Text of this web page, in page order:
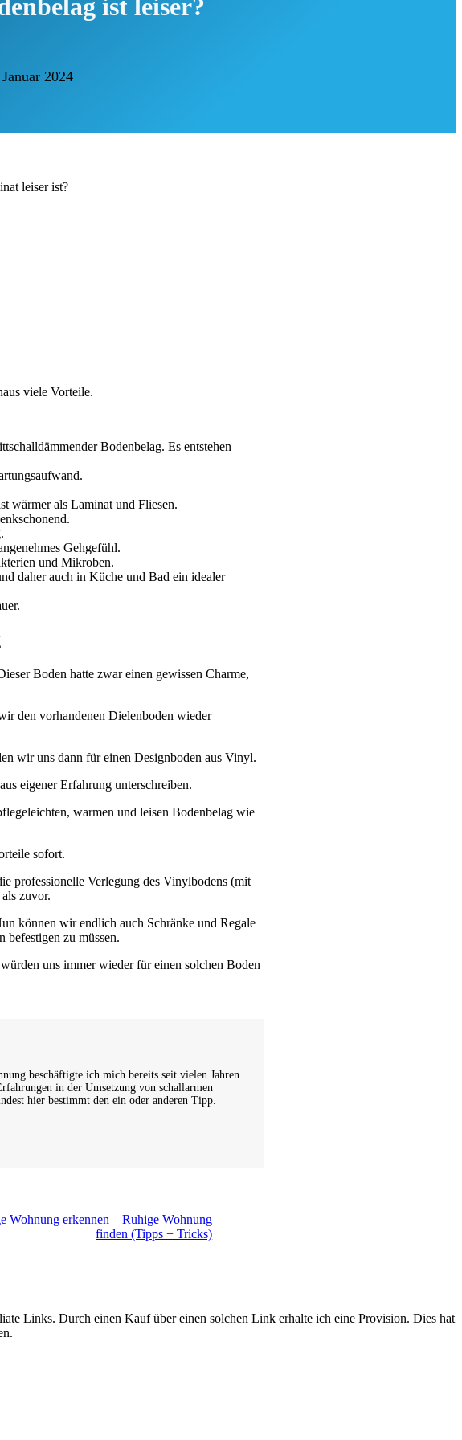
ist leiser?
2024
leiser ist?
viele Vorteile.
Bodenbelag. Es entstehen
wärmer als Laminat und Fliesen.
Gehgefühl.
und Mikroben.
daher auch in Küche und Bad ein idealer
Boden hatte zwar einen gewissen Charme,
den vorhandenen Dielenboden wieder
wir uns dann für einen Designboden aus Vinyl.
eigener Erfahrung unterschreiben.
warmen und leisen Bodenbelag wie
sofort.
professionelle Verlegung des Vinylbodens (mit
zuvor.
können wir endlich auch Schränke und Regale
befestigen zu müssen.
uns immer wieder für einen solchen Boden
beschäftigte ich mich bereits seit vielen Jahren
in der Umsetzung von schallarmen
hier bestimmt den ein oder anderen Tipp.
Wohnung erkennen – Ruhige Wohnung
finden (Tipps + Tricks)
Links. Durch einen Kauf über einen solchen Link erhalte ich eine Provision. Dies hat